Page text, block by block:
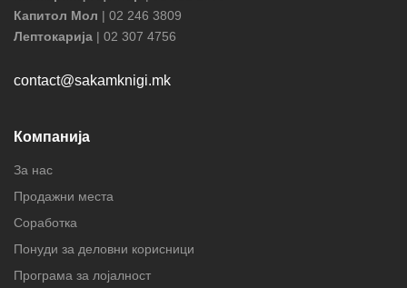
Капитол Мол | 02 246 3809
Лептокарија | 02 307 4756
contact@sakamknigi.mk
Компанија
За нас
Продажни места
Соработка
Понуди за деловни корисници
Програма за лојалност